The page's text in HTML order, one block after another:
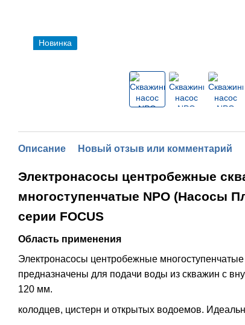
Новинка
Описание Новый отзыв или комментарий
Электронасосы центробежные
многоступенчатые NPO (Насосы
серии FOCUS
Область применения
Электронасосы центробежные
предназначены для подачи воды из скважин с
120 мм.
колодцев, цистерн и открытых водоемов.